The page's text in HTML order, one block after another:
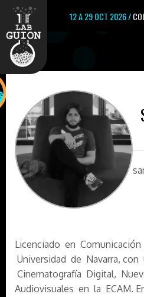
12 A 29 OCT 2026 /
Licenciado en
Universidad de Navarra,
Cinematografía Digital,
Audiovisuales en la ECAM.